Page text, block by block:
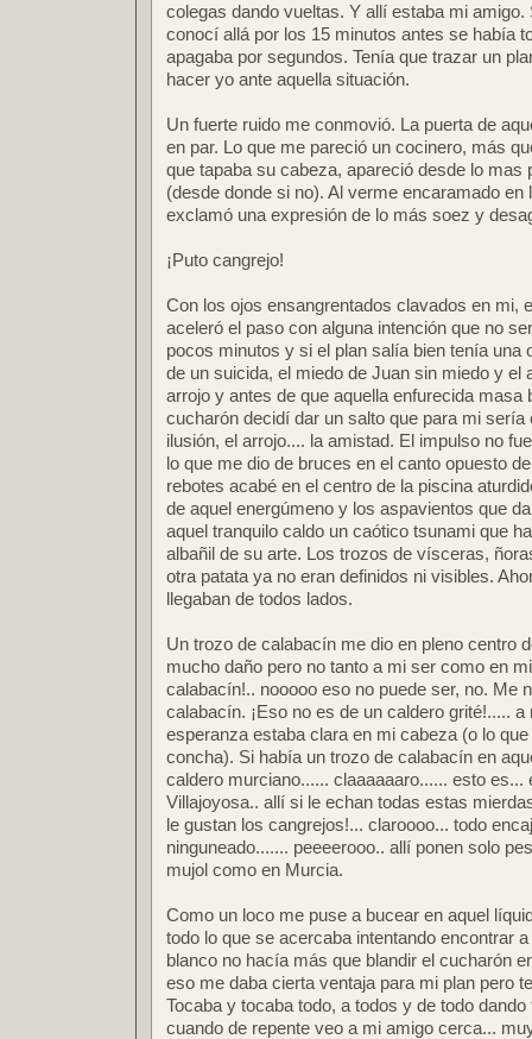
colegas dando vueltas. Y allí estaba mi amigo.
conocí allá por los 15 minutos antes se había
apagaba por segundos. Tenía que trazar un
hacer yo ante aquella situación.
Un fuerte ruido me conmovió. La puerta de
en par. Lo que me pareció un cocinero, más
que tapaba su cabeza, apareció desde lo mas
(desde donde si no). Al verme encaramado en
exclamó una expresión de lo más soez y
¡Puto cangrejo!
Con los ojos ensangrentados clavados en mi,
aceleró el paso con alguna intención que no
pocos minutos y si el plan salía bien tenía una
de un suicida, el miedo de Juan sin miedo y el
arrojo y antes de que aquella enfurecida masa
cucharón decidí dar un salto que para mi sería
ilusión, el arrojo.... la amistad. El impulso no
lo que me dio de bruces en el canto opuesto
rebotes acabé en el centro de la piscina
de aquel energúmeno y los aspavientos que
aquel tranquilo caldo un caótico tsunami que
albañil de su arte. Los trozos de vísceras,
otra patata ya no eran definidos ni visibles.
llegaban de todos lados.
Un trozo de calabacín me dio en pleno centro
mucho daño pero no tanto a mi ser como en
calabacín!.. nooooo eso no puede ser, no. Me
calabacín. ¡Eso no es de un caldero grité!.....
esperanza estaba clara en mi cabeza (o lo
concha). Si había un trozo de calabacín en
caldero murciano...... claaaaaaro...... esto es...
Villajoyosa.. allí si le echan todas estas
le gustan los cangrejos!... claroooo... todo
ninguneado....... peeeerooo.. allí ponen solo
mujol como en Murcia.
Como un loco me puse a bucear en aquel
todo lo que se acercaba intentando encontrar
blanco no hacía más que blandir el cucharón
eso me daba cierta ventaja para mi plan pero
Tocaba y tocaba todo, a todos y de todo
cuando de repente veo a mi amigo cerca...